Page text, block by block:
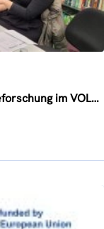
Ein Beitrag zur Zukunft der Schizophrenieforschung im VOLABIOS-Projekt